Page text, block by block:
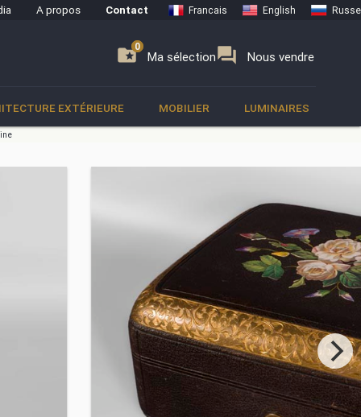
A propos Contact Francais English Russe
folder_special Ma sélection
0 forum Nous vendre
0
EXTÉRIEURE MOBILIER LUMINAIRES